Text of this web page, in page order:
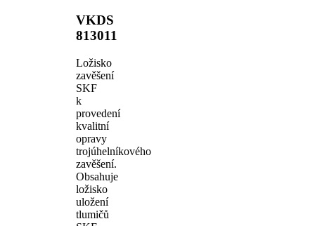
VKDS
813011
Ložisko
zavěšení
SKF
k
provedení
kvalitní
opravy
trojúhelníkového
zavěšení.
Obsahuje
ložisko
uložení
tlumičů